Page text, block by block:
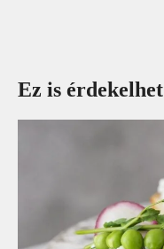
Ez is érdekelhet